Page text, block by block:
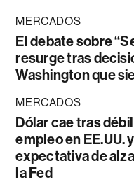
MERCADOS
El debate sobre
resurge tras
Washington que
MERCADOS
Dólar cae tras
empleo en EE.UU.
expectativa de
la Fed